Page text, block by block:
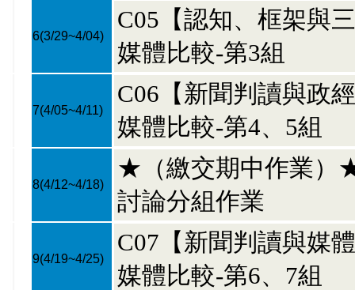
6(3/29~4/04)
C05【認知、框架與
媒體比較-第3組
7(4/05~4/11)
C06【新聞判讀與政
媒體比較-第4、5組
8(4/12~4/18)
★（繳交期中作業）
討論分組作業
9(4/19~4/25)
C07【新聞判讀與媒
媒體比較-第6、7組